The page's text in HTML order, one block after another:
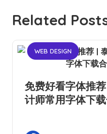
Related
WEB DESIGN
免费好看字体推
计师常用字体下